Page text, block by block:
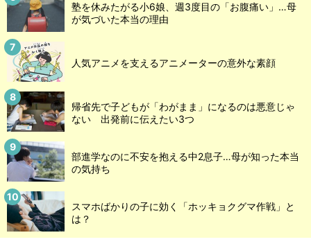
塾を休みたがる小6娘、週3度目の「お腹痛い」…母
が気づいた本当の理由
人気アニメを支えるアニメーターの意外な素顔
帰省先で子どもが「わがまま」になるのは悪意じゃ
ない 出発前に伝えたい3つ
部進学なのに不安を抱える中2息子…母が知った本当
の気持ち
スマホばかりの子に効く「ホッキョクグマ作戦」と
は？